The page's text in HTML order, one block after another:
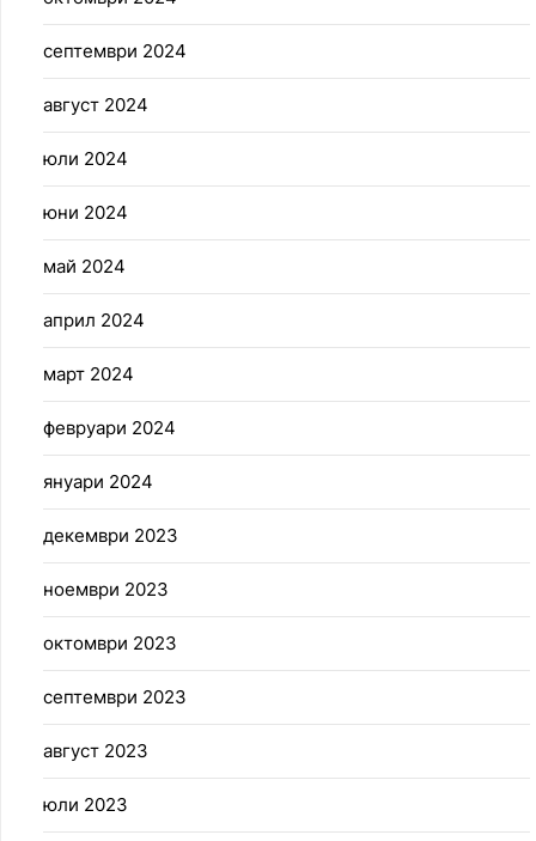
септември 2024
август 2024
юли 2024
юни 2024
май 2024
април 2024
март 2024
февруари 2024
януари 2024
декември 2023
ноември 2023
октомври 2023
септември 2023
август 2023
юли 2023